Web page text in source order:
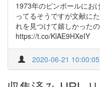
1973年のピンボールにお
ってるそうですが文献に
れを見つけて嬉しかった
https://t.co/KlAE9HXeIY
2020-06-21 10:00:05